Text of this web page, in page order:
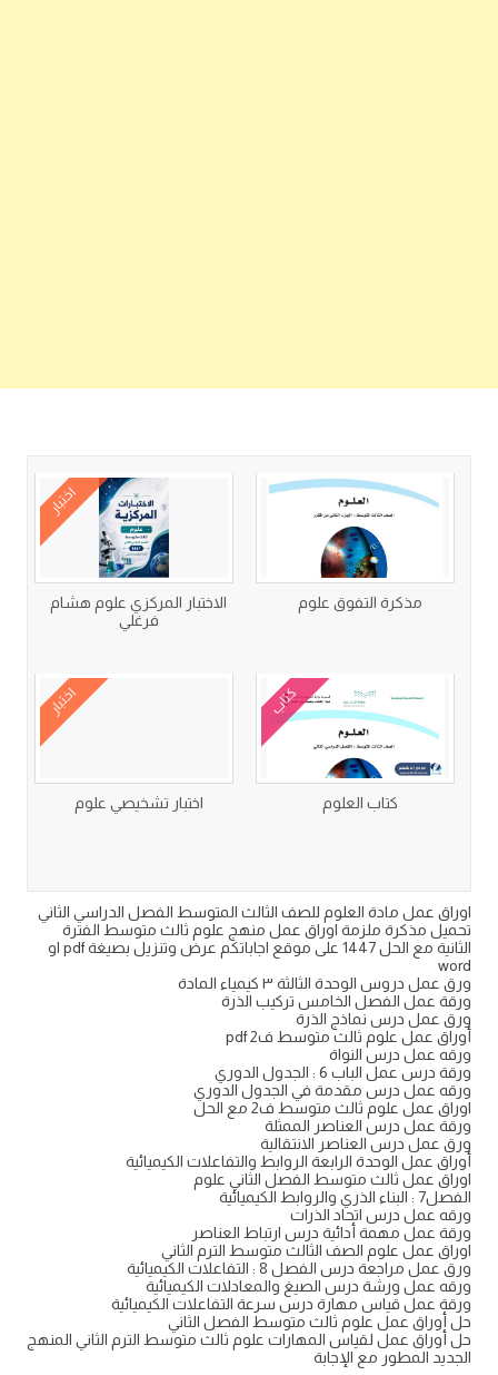
مذكرة التفوق علوم
اختبار
الاختبار المركزي علوم هشام
فرغلي
كتاب
كتاب العلوم
اختبار
اختبار تشخيصي علوم
اوراق عمل مادة العلوم للصف الثالث المتوسط الفصل الدراسي الثاني
تحميل مذكرة ملزمة اوراق عمل منهج علوم ثالث متوسط الفترة
الثانية مع الحل 1447 على موقع اجاباتكم عرض وتنزيل بصيغة pdf او
word
ورق عمل دروس الوحدة الثالثة ٣ كيمياء المادة
ورقة عمل الفصل الخامس تركيب الذرة
ورق عمل درس نماذج الذرة
أوراق عمل علوم ثالث متوسط ف2 pdf
ورقه عمل درس النواة
ورقة درس عمل الباب 6 : الجدول الدوري
ورقه عمل درس مقدمة في الجدول الدوري
اوراق عمل علوم ثالث متوسط ف2 مع الحل
ورقة عمل درس العناصر الممثلة
ورق عمل درس العناصر الانتقالية
أوراق عمل الوحدة الرابعة الروابط والتفاعلات الكيميائية
اوراق عمل ثالث متوسط الفصل الثاني علوم
الفصل7 : البناء الذري والروابط الكيميائية
ورقه عمل درس اتحاد الذرات
ورقة عمل مهمة أدائية درس ارتباط العناصر
اوراق عمل علوم الصف الثالث متوسط الترم الثاني
ورق عمل مراجعة درس الفصل 8 : التفاعلات الكيميائية
ورقه عمل ورشة درس الصيغ والمعادلات الكيميائية
ورقة عمل قياس مهارة درس سرعة التفاعلات الكيميائية
حل أوراق عمل علوم ثالث متوسط الفصل الثاني
حل أوراق عمل لقياس المهارات علوم ثالث متوسط الترم الثاني المنهج
الجديد المطور مع الإجابة